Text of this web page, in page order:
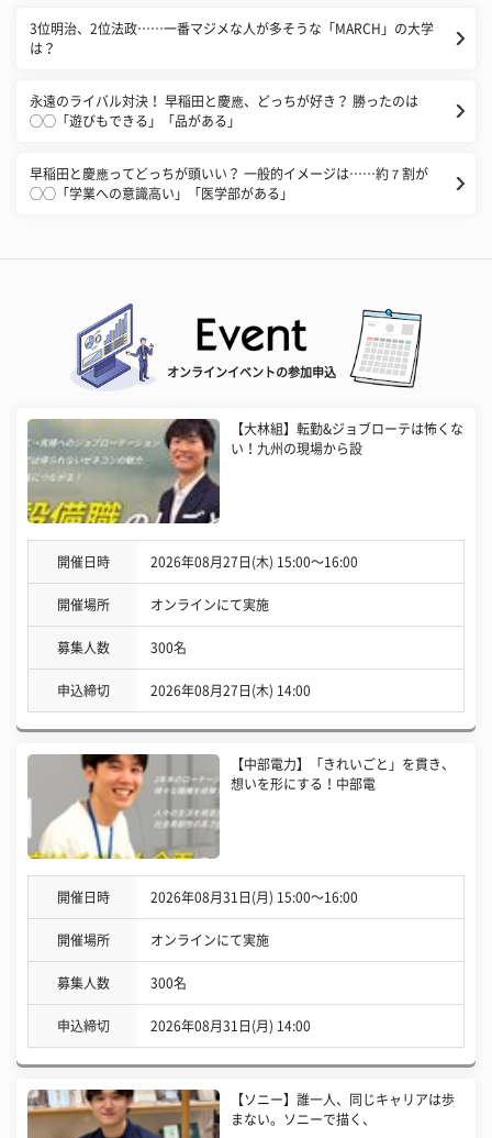
3位明治、2位法政……一番マジメな人が多そうな「MARCH」の大学
は？
永遠のライバル対決！ 早稲田と慶應、どっちが好き？ 勝ったのは
◯◯「遊びもできる」「品がある」
早稲田と慶應ってどっちが頭いい？ 一般的イメージは……約７割が
◯◯「学業への意識高い」「医学部がある」
オンラインイベントの参加申込
【大林組】転勤&ジョブローテは怖くな
い！九州の現場から設
開催日時 2026年08月27日(木) 15:00〜16:00
開催場所 オンラインにて実施
募集人数 300名
申込締切 2026年08月27日(木) 14:00
【中部電力】「きれいごと」を貫き、
想いを形にする！中部電
開催日時 2026年08月31日(月) 15:00〜16:00
開催場所 オンラインにて実施
募集人数 300名
申込締切 2026年08月31日(月) 14:00
【ソニー】誰一人、同じキャリアは歩
まない。ソニーで描く、